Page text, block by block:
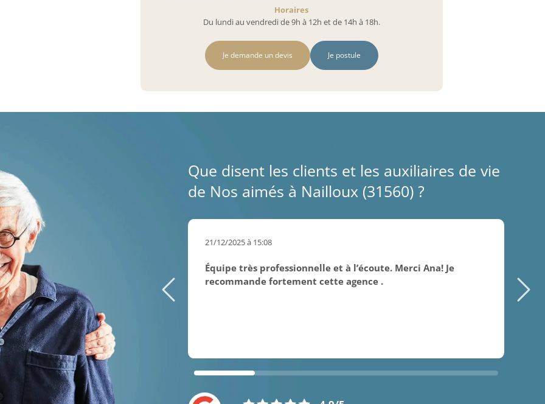
Horaires
Du lundi au vendredi de 9h à 12h et de 14h à 18h.
Je demande un devis Je postule
Que disent les clients et les auxiliaires de vie
de Nos aimés à Nailloux (31560) ?
21/12/2025 à 15:08
Équipe très professionnelle et à l’écoute. Merci Ana! Je
recommande fortement cette agence .